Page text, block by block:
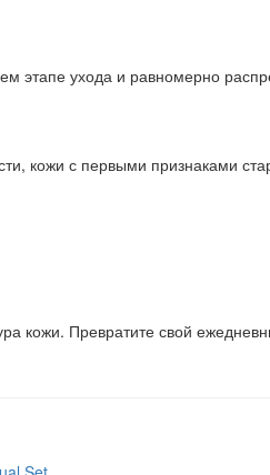
этапе ухода и равномерно
кожи с первыми признаками
кожи. Превратите свой